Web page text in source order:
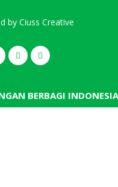
by Ciuss Creative
BERBAGI INDONESIA